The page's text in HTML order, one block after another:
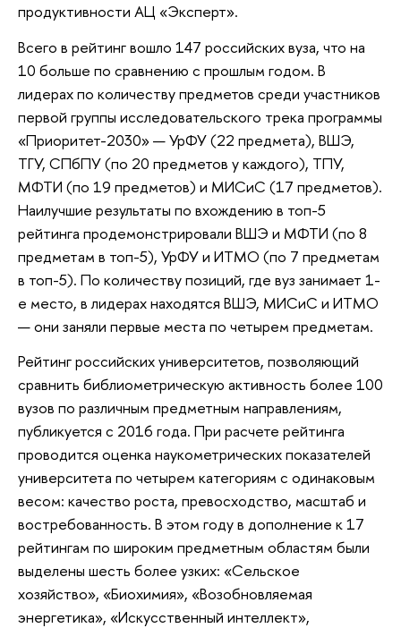
продуктивности АЦ «Эксперт».
Всего в рейтинг вошло 147 российских вуза, что на
10 больше по сравнению с прошлым годом. В
лидерах по количеству предметов среди участников
первой группы исследовательского трека программы
«Приоритет-2030» — УрФУ (22 предмета), ВШЭ,
ТГУ, СПбПУ (по 20 предметов у каждого), ТПУ,
МФТИ (по 19 предметов) и МИСиС (17 предметов).
Наилучшие результаты по вхождению в топ-5
рейтинга продемонстрировали ВШЭ и МФТИ (по 8
предметам в топ-5), УрФУ и ИТМО (по 7 предметам
в топ-5). По количеству позиций, где вуз занимает 1-
е место, в лидерах находятся ВШЭ, МИСиС и ИТМО
— они заняли первые места по четырем предметам.
Рейтинг российских университетов, позволяющий
сравнить библиометрическую активность более 100
вузов по различным предметным направлениям,
публикуется с 2016 года. При расчете рейтинга
проводится оценка наукометрических показателей
университета по четырем категориям с одинаковым
весом: качество роста, превосходство, масштаб и
востребованность. В этом году в дополнение к 17
рейтингам по широким предметным областям были
выделены шесть более узких: «Сельское
хозяйство», «Биохимия», «Возобновляемая
энергетика», «Искусственный интеллект»,